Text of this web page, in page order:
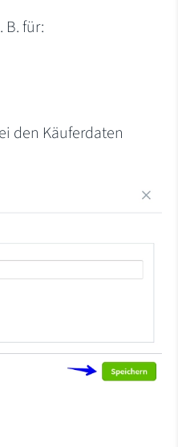
B. für:
den Käuferdaten